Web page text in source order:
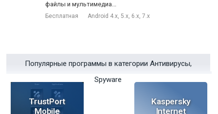
файлы и мультимедиа...
Бесплатная Android 4.x, 5.x, 6.x, 7.x
Популярные программы в категории Антивирусы,
Spyware
TrustPort
Mobile
Kaspersky
Internet